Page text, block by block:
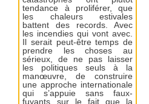
tendance à proliférer, que
les chaleurs estivales
battent des records. Avec
les incendies qui vont avec.
Il serait peut-être temps de
prendre les choses au
sérieux, de ne pas laisser
les politiques seuls à la
manœuvre, de construire
une approche internationale
qui s’appuie sans faux-
fuyants sur le fait que la